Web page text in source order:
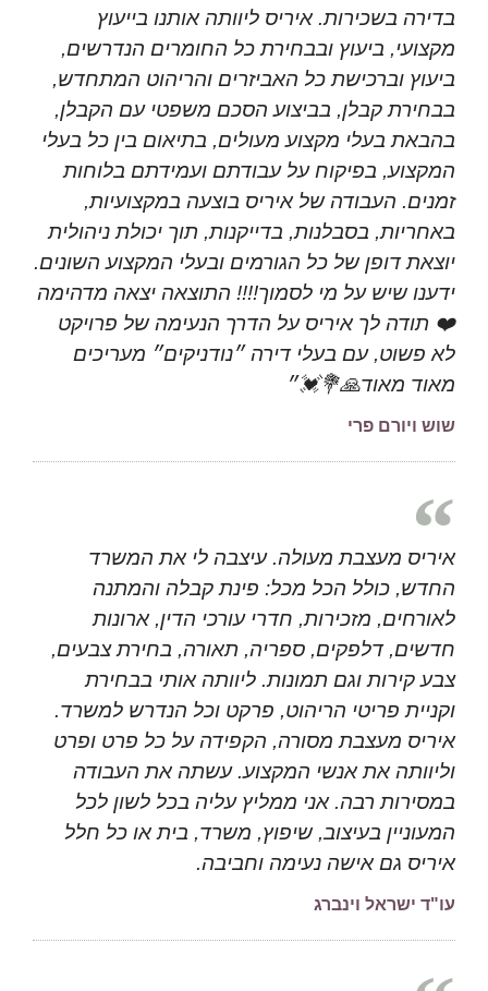
בדירה בשכירות. איריס ליוותה אותנו בייעוץ
מקצועי, ביעוץ ובבחירת כל החומרים הנדרשים,
ביעוץ וברכישת כל האביזרים והריהוט המתחדש,
בבחירת קבלן, בביצוע הסכם משפטי עם הקבלן,
בהבאת בעלי מקצוע מעולים, בתיאום בין כל בעלי
המקצוע, בפיקוח על עבודתם ועמידתם בלוחות
זמנים. העבודה של איריס בוצעה במקצועיות,
באחריות, בסבלנות, בדייקנות, תוך יכולת ניהולית
יוצאת דופן של כל הגורמים ובעלי המקצוע השונים.
ידענו שיש על מי לסמוך!!!! התוצאה יצאה מדהימה
❤️ תודה לך איריס על הדרך הנעימה של פרויקט
לא פשוט, עם בעלי דירה ״נודניקים״ מעריכים
מאוד מאוד🙏💐💓״
שוש ויורם פרי
איריס מעצבת מעולה. עיצבה לי את המשרד
החדש, כולל הכל מכל: פינת קבלה והמתנה
לאורחים, מזכירות, חדרי עורכי הדין, ארונות
חדשים, דלפקים, ספריה, תאורה, בחירת צבעים,
צבע קירות וגם תמונות. ליוותה אותי בבחירת
וקניית פריטי הריהוט, פרקט וכל הנדרש למשרד.
איריס מעצבת מסורה, הקפידה על כל פרט ופרט
וליוותה את אנשי המקצוע. עשתה את העבודה
במסירות רבה. אני ממליץ עליה בכל לשון לכל
המעוניין בעיצוב, שיפוץ, משרד, בית או כל חלל
איריס גם אישה נעימה וחביבה.
עו"ד ישראל וינברג